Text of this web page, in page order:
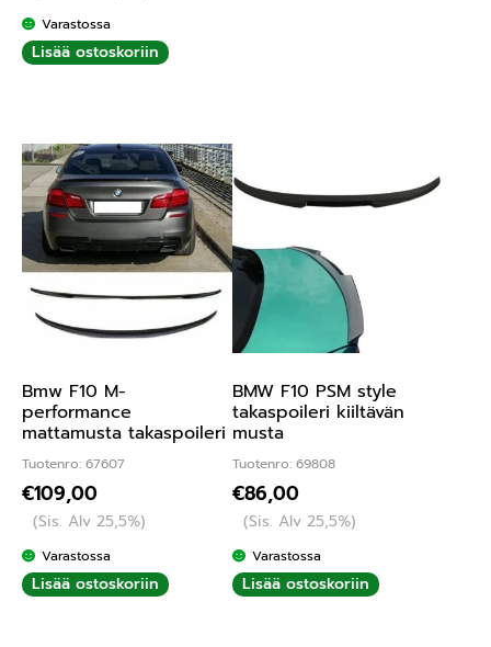
Varastossa
Lisää ostoskoriin
Bmw F10 M-
performance
mattamusta takaspoileri
Tuotenro: 67607
€109,00
(Sis. Alv 25,5%)
Varastossa
Lisää ostoskoriin
BMW F10 PSM style
takaspoileri kiiltävän
musta
Tuotenro: 69808
€86,00
(Sis. Alv 25,5%)
Varastossa
Lisää ostoskoriin